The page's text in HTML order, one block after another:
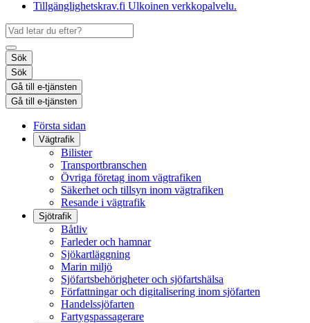
Tillgänglighetskrav.fi Ulkoinen verkkopalvelu.
Sök
Sök
Gå till e-tjänsten
Gå till e-tjänsten
Första sidan
Vägtrafik
Bilister
Transportbranschen
Övriga företag inom vägtrafiken
Säkerhet och tillsyn inom vägtrafiken
Resande i vägtrafik
Sjötrafik
Båtliv
Farleder och hamnar
Sjökartläggning
Marin miljö
Sjöfartsbehörigheter och sjöfartshälsa
Författningar och digitalisering inom sjöfarten
Handelssjöfarten
Fartygspassagerare